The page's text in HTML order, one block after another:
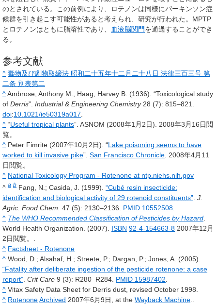
のとされている。この前例により、ロテノンは同様にパーキンソン症
候群を引き起こす可能性があると考えられ、研究が行われた。MPTP
とロテノンはともに脂溶性であり、
血液脳関門を通過することができ
る。
参考文献
^ 毒物及び劇物取締法 昭和二十五年十二月二十八日 法律三百三号 第
二条 別表第二
^Ambrose, Anthony M.; Haag, Harvey B. (1936). “Toxicological study
of Derris”. Industrial & Engineering Chemistry 28 (7): 815–821.
doi:10.1021/ie50319a017
^ “Useful tropical plants”. ASNOM (2008年1月2日). 2008年3月16日閲
覧。
^ Peter Fimrite (2007年10月2日). “Lake poisoning seems to have
worked to kill invasive pike”. San Francisco Chronicle 2008年4月11
日閲覧。
^ National Toxicology Program - Rotenone at ntp.niehs.nih.gov
^ a b Fang, N.; Casida, J. (1999). “Cubé resin insecticide:
identification and biological activity of 29 rotenoid constituents” J.
Agric. Food Chem. 47 (5): 2130–2136. PMID 10552508
^ The WHO Recommended Classification of Pesticides by Hazard
World Health Organization. (2007). ISBN 92-4-154663-8 2007年12月
2日閲覧。
^ Factsheet - Rotenone
^ Wood, D.; Alsahaf, H.; Streete, P.; Dargan, P.; Jones, A. (2005).
“Fatality after deliberate ingestion of the pesticide rotenone: a case
report” Crit Care 9 (3): R280–R284. PMID 15987402
^ Vitax Safety Data Sheet for Derris dust, revised October 1998.
^ RotenoneArchived 2007年6月9日, at the Wayback Machine